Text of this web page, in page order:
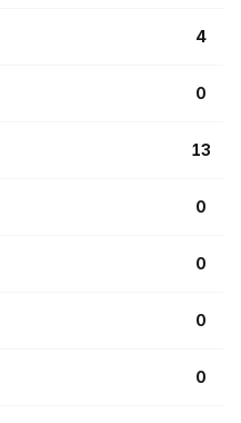
4
0
13
0
0
0
0